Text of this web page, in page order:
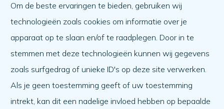
Om de beste ervaringen te bieden, gebruiken wij
technologieën zoals cookies om informatie over je
apparaat op te slaan en/of te raadplegen. Door in te
stemmen met deze technologieën kunnen wij gegevens
zoals surfgedrag of unieke ID's op deze site verwerken.
Als je geen toestemming geeft of uw toestemming
intrekt, kan dit een nadelige invloed hebben op bepaalde
Quoi de neuf ?
Ordre du jour
A propos de nous
A propos de nous
Travailler à